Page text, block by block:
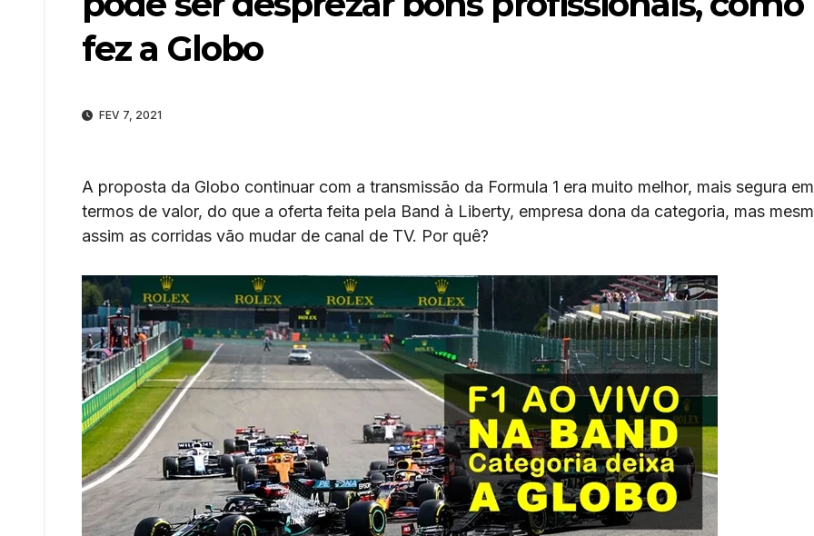
fez a Globo
FEV 7, 2021
A proposta da Globo continuar com a transmissão da Formula 1 era muito melhor, mais segura em
termos de valor, do que a oferta feita pela Band à Liberty, empresa dona da categoria, mas
assim as corridas vão mudar de canal de TV. Por quê?